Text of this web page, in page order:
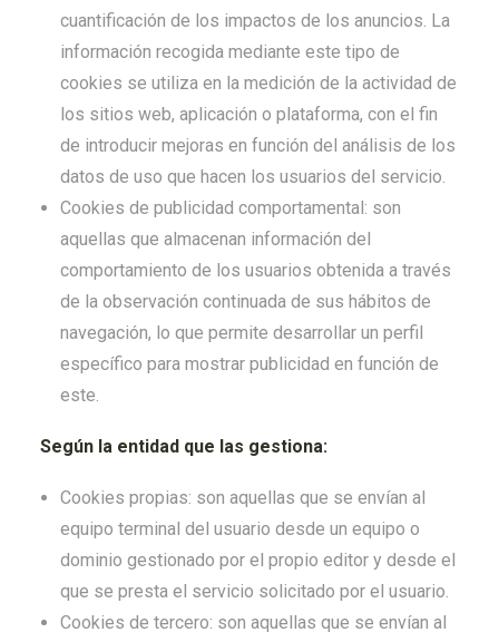
cuantificación de los impactos de los anuncios. La
información recogida mediante este tipo de
cookies se utiliza en la medición de la actividad de
los sitios web, aplicación o plataforma, con el fin
de introducir mejoras en función del análisis de los
datos de uso que hacen los usuarios del servicio.
Cookies de publicidad comportamental: son
aquellas que almacenan información del
comportamiento de los usuarios obtenida a través
de la observación continuada de sus hábitos de
navegación, lo que permite desarrollar un perfil
específico para mostrar publicidad en función de
este.
Según la entidad que las gestiona:
Cookies propias: son aquellas que se envían al
equipo terminal del usuario desde un equipo o
dominio gestionado por el propio editor y desde el
que se presta el servicio solicitado por el usuario.
Cookies de tercero: son aquellas que se envían al